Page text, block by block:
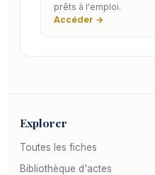
prêts à l'emploi.
Accéder →
Explorer
Toutes les fiches
Bibliothèque d'actes